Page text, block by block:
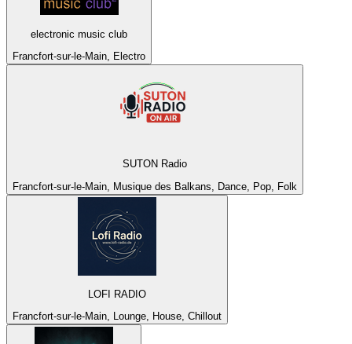
electronic music club
Francfort-sur-le-Main, Electro
SUTON Radio
Francfort-sur-le-Main, Musique des Balkans, Dance, Pop, Folk
LOFI RADIO
Francfort-sur-le-Main, Lounge, House, Chillout